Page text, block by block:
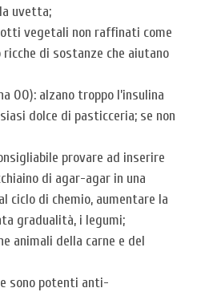
uvetta;
vegetali non raffinati come
di sostanze che aiutano
00): alzano troppo l’insulina
dolce di pasticceria; se non
provare ad inserire
di agar-agar in una
ciclo di chemio, aumentare la
gradualità, i legumi;
animali della carne e del
sono potenti anti-